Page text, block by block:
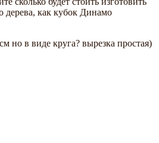
дерева, как кубок Динамо
но в виде круга? вырезка простая)